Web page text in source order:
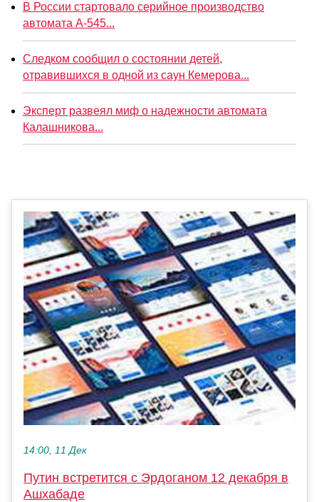
В России стартовало серийное производство
автомата А-545...
Следком сообщил о состоянии детей,
отравившихся в одной из саун Кемерова...
Эксперт развеял миф о надежности автомата
Калашникова...
14:00, 11 Дек
Путин встретится с Эрдоганом 12 декабря в
Ашхабаде